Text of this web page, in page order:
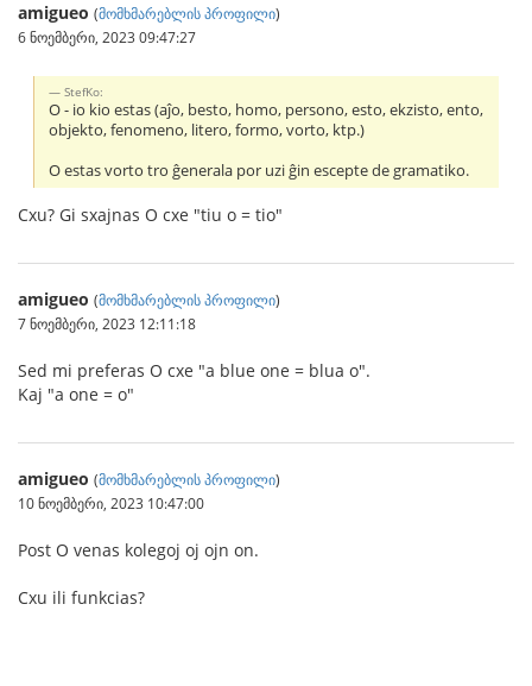
amigueo (მომხმარებლის პროფილი)
6 ნოემბერი, 2023 09:47:27
StefKo:
O - io kio estas (aĵo, besto, homo, persono, esto, ekzisto, ento,
objekto, fenomeno, litero, formo, vorto, ktp.)
O estas vorto tro ĝenerala por uzi ĝin escepte de gramatiko.
Cxu? Gi sxajnas O cxe "tiu o = tio"
amigueo (მომხმარებლის პროფილი)
7 ნოემბერი, 2023 12:11:18
Sed mi preferas O cxe "a blue one = blua o".
Kaj "a one = o"
amigueo (მომხმარებლის პროფილი)
10 ნოემბერი, 2023 10:47:00
Post O venas kolegoj oj ojn on.
Cxu ili funkcias?